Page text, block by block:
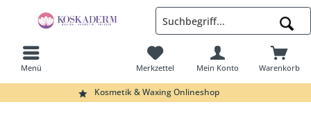
Kosmetik & Waxing Onlineshop
Menü Warenkorb
Merkzettel Mein Konto